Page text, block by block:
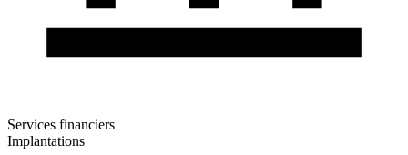
Services financiers
Implantations